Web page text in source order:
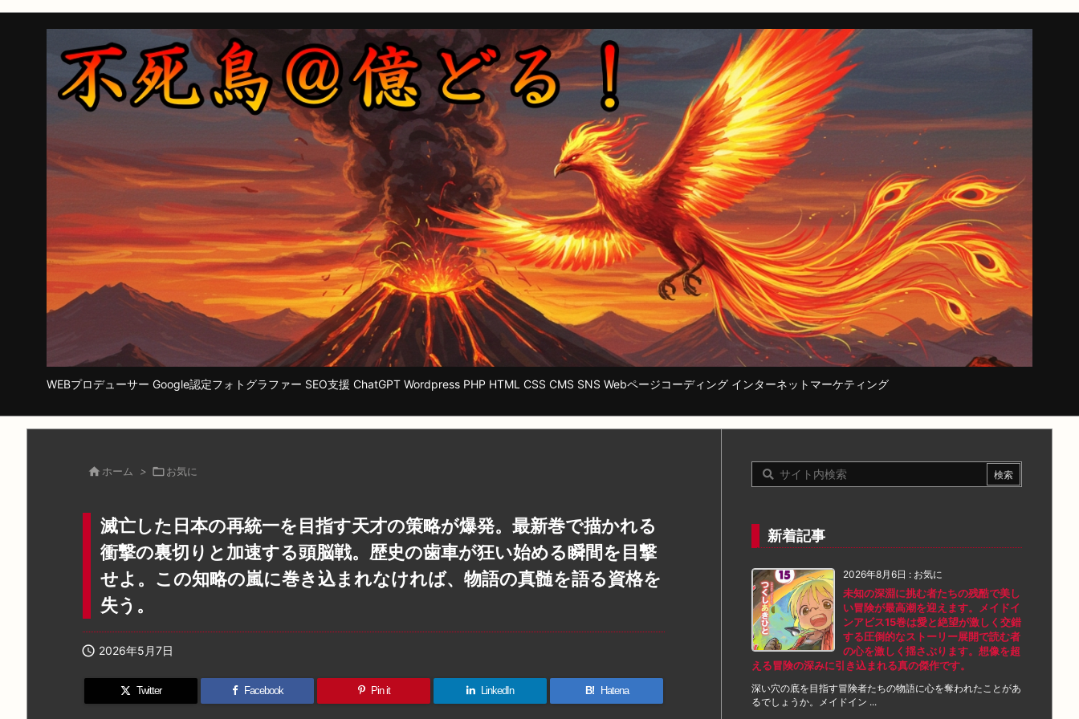
WEBプロデューサー Google認定フォトグラファー SEO支援 ChatGPT Wordpress PHP HTML CSS CMS SNS Webページコーディング インターネットマーケティング
 ホーム > お気に
滅亡した日本の再統一を目指す天才の策略が爆発。最新巻で描かれる
衝撃の裏切りと加速する頭脳戦。歴史の歯車が狂い始める瞬間を目撃
せよ。この知略の嵐に巻き込まれなければ、物語の真髄を語る資格を
失う。
 2026年5月7日
Twitter Facebook Pin it LinkedIn B! Hatena
新着記事
2026年8月6日 : お気に
未知の深淵に挑む者たちの残酷で美し
い冒険が最高潮を迎えます。メイドイ
ンアビス15巻は愛と絶望が激しく交錯
する圧倒的なストーリー展開で読む者
の心を激しく揺さぶります。想像を超
える冒険の深みに引き込まれる真の傑作です。
深い穴の底を目指す冒険者たちの物語に心を奪われたことがあ
るでしょうか。メイドイン ...